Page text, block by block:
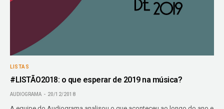
LISTAS
#LISTÃO2018: o que esperar de 2019 na música?
AUDIOGRAMA 20/12/2018